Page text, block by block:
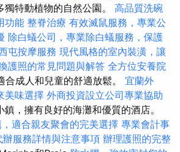
特動植物的自然公園。 高品質洗碗
功能 整脊治療 有效滅鼠服務，專業公
除白蟻公司，專業除白蟻服務，保護
屯按摩服務 現代風格的室內裝潢，讓
護照的常見問題與解答 全方位安養院
合成人和兒童的舒適放鬆。 宜蘭外
美味選擇 外商投資設立公司專業協助
，擁有良好的海灘和優質的酒店。
適合親友聚會的完美選擇 專業會計事
辦服務詳情與注意事項 辦理護照的完整